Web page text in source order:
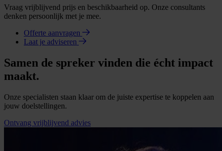
Vraag vrijblijvend prijs en beschikbaarheid op. Onze consultants
denken persoonlijk met je mee.
Offerte aanvragen
Laat je adviseren
Samen de spreker vinden die écht impact
maakt.
Onze specialisten staan klaar om de juiste expertise te koppelen aan
jouw doelstellingen.
Ontvang vrijblijvend advies